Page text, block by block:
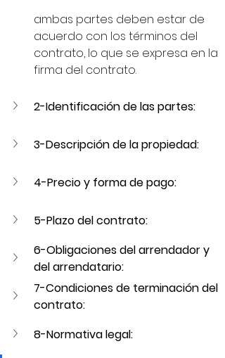
ambas partes deben estar de
acuerdo con los términos del
contrato, lo que se expresa en la
firma del contrato.
2-Identificación de las partes:
3-Descripción de la propiedad:
4-Precio y forma de pago:
5-Plazo del contrato:
6-Obligaciones del arrendador y
del arrendatario:
7-Condiciones de terminación del
contrato:
8-Normativa legal: